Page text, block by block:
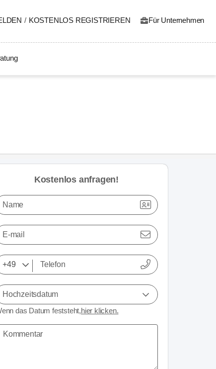
/ KOSTENLOS REGISTRIEREN Für Unternehmen
Kostenlos anfragen!
Name
E-mail
Hochzeitsdatum
das Datum feststeht,hier klicken.